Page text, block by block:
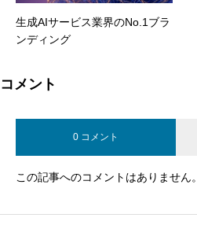
生成AIサービス業界のNo.1ブラ
ンディング
コメント
0 コメント
この記事へのコメントはありません。